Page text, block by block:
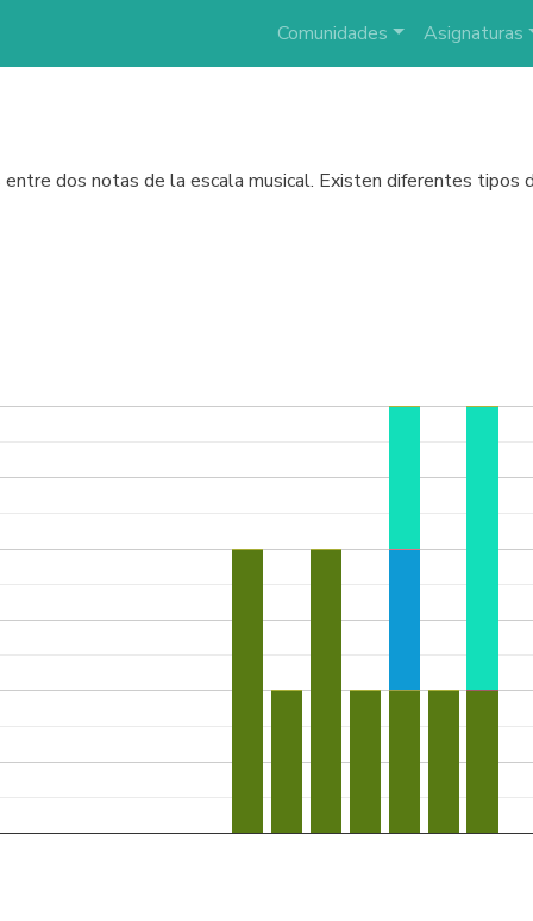
Comunidades Asignaturas
dos notas de la escala musical. Existen diferentes tipos